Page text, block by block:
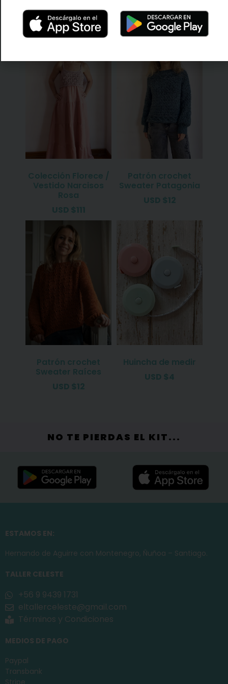
TAMBIÉN TE PUEDE
INTERESAR...
Colección Florece /
Vestido Narcisos
Rosa
USD $111
Patrón crochet
Sweater Patagonia
USD $12
Patrón crochet
Sweater Raíces
USD $12
Huincha de medir
USD $4
NO TE PIERDAS EL KIT...
ESTAMOS EN:
Hernando de Aguirre con Montenegro, Ñuñoa – Santiago.
TALLER CELESTE
+56 9 9439 1731
eltallerceleste@gmail.com
Términos y Condiciones
MEDIOS DE PAGO
Paypal
Transbank